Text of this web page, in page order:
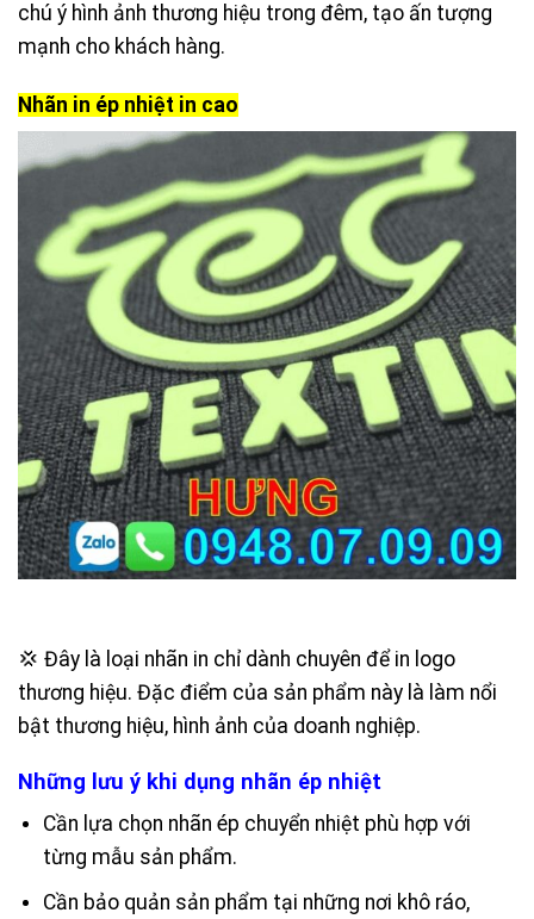
chú ý hình ảnh thương hiệu trong đêm, tạo ấn tượng
mạnh cho khách hàng.
Nhãn in ép nhiệt in cao
💢 Đây là loại nhãn in chỉ dành chuyên để in logo
thương hiệu. Đặc điểm của sản phẩm này là làm nổi
bật thương hiệu, hình ảnh của doanh nghiệp.
Những lưu ý khi dụng nhãn ép nhiệt
Cần lựa chọn nhãn ép chuyển nhiệt phù hợp với
từng mẫu sản phẩm.
Cần bảo quản sản phẩm tại những nơi khô ráo,